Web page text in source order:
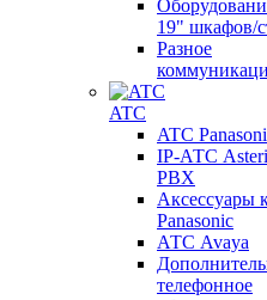
19" шкафов/
Разное
ATC
ATC
IP-АТС
PBX
Аксессуары
Panasonic
АТС Avaya
телефонное